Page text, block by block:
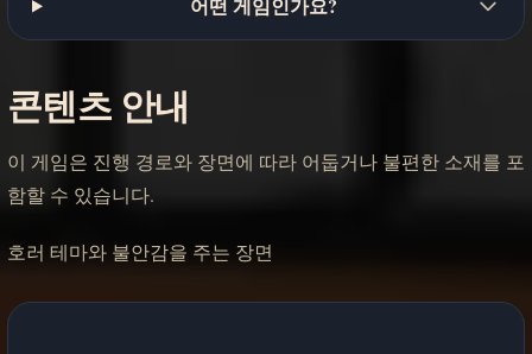
어떤 게임인가요?
콘텐츠 안내
이 게임은 진행 경로와 장면에 따라 어둡거나 불편한 소재를 포
함할 수 있습니다.
호러 테마와 불안감을 주는 장면